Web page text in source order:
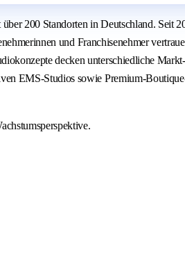
200 Standorten in Deutschland. Seit
und Franchisenehmer
decken unterschiedliche
EMS-Studios sowie Premium-